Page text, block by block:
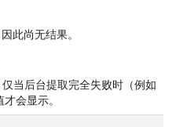
此尚无结果。
当后台提取完全失败时（例如
会显示。